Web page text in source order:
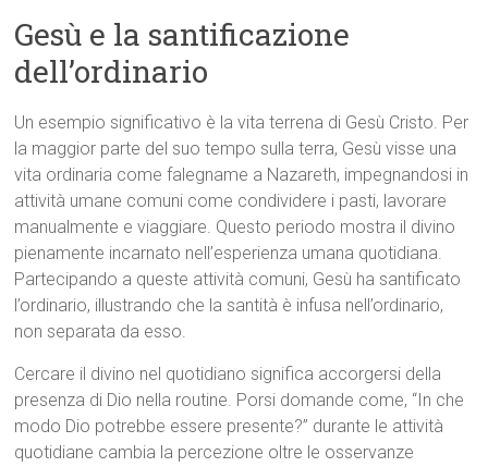
Gesù e la santificazione
dell’ordinario
Un esempio significativo è la vita terrena di Gesù Cristo. Per
la maggior parte del suo tempo sulla terra, Gesù visse una
vita ordinaria come falegname a Nazareth, impegnandosi in
attività umane comuni come condividere i pasti, lavorare
manualmente e viaggiare. Questo periodo mostra il divino
pienamente incarnato nell’esperienza umana quotidiana.
Partecipando a queste attività comuni, Gesù ha santificato
l’ordinario, illustrando che la santità è infusa nell’ordinario,
non separata da esso.
Cercare il divino nel quotidiano significa accorgersi della
presenza di Dio nella routine. Porsi domande come, “In che
modo Dio potrebbe essere presente?” durante le attività
quotidiane cambia la percezione oltre le osservanze